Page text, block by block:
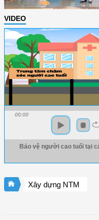
VIDEO
00:00
Bảo vệ người cao tuổi tại
Xây dựng NTM